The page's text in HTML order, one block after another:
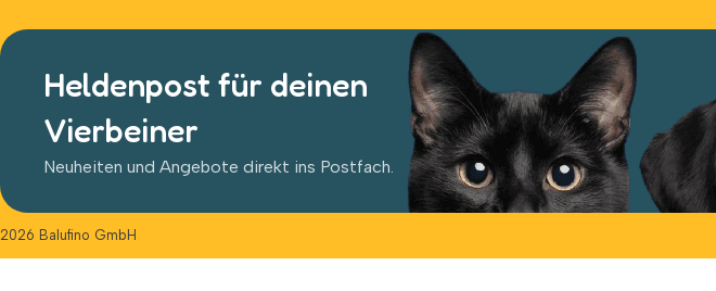
Heldenpost für deinen
Vierbeiner
Neuheiten und Angebote direkt ins Postfach.
2026 Balufino GmbH